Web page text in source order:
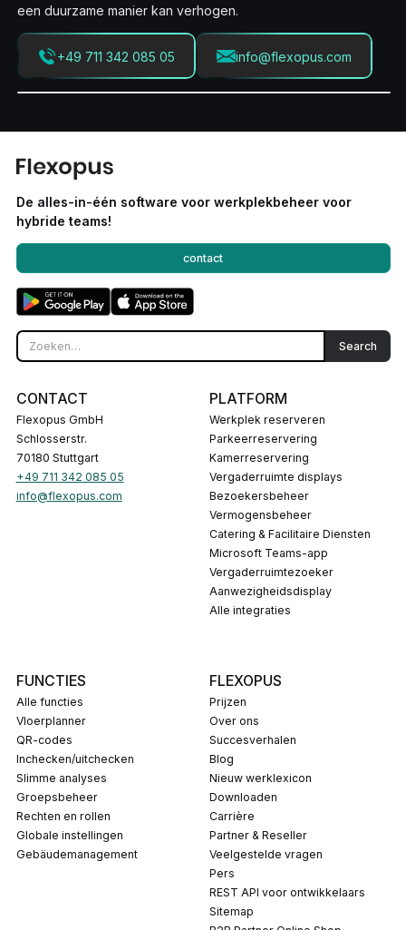
een duurzame manier kan verhogen.
+49 711 342 085 05 info@flexopus.com
De alles-in-één software voor werkplekbeheer voor
hybride teams!
contact
CONTACT
Flexopus GmbH
Schlosserstr.
70180 Stuttgart
+49 711 342 085 05
info@flexopus.com
PLATFORM
Werkplek reserveren
Parkeerreservering
Kamerreservering
Vergaderruimte displays
Bezoekersbeheer
Vermogensbeheer
Catering & Facilitaire Diensten
Microsoft Teams-app
Vergaderruimtezoeker
Aanwezigheidsdisplay
Alle integraties
FUNCTIES
Alle functies
Vloerplanner
QR-codes
Inchecken/uitchecken
Slimme analyses
Groepsbeheer
Rechten en rollen
Globale instellingen
Gebäudemanagement
FLEXOPUS
Prijzen
Over ons
Succesverhalen
Blog
Nieuw werklexicon
Downloaden
carrière
Partner & Reseller
Veelgestelde vragen
pers
REST API voor ontwikkelaars
Sitemap